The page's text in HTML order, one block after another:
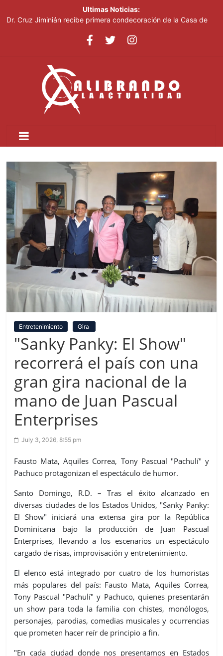
Ultimas Noticias:
Dr. Cruz Jiminián recibe primera condecoración de la Casa de
El mundo del fútbol despide a Jorge Messi, padre del astro
Johnny Pujols: "Hay decenas de miles de ciudadanos que
quieren inscribirse en el PLD"
César Fernández acusa al Gobierno de presentar logros que no
reflejan la realidad económica
Entretenimiento Gira
"Sanky Panky: El Show"
recorrerá el país con una
gran gira nacional de la
mano de Juan Pascual
Enterprises
July 3, 2026, 8:55 pm
Fausto Mata, Aquiles Correa, Tony Pascual "Pachulí" y
Pachuco protagonizan el espectáculo de humor.
Santo Domingo, R.D. – Tras el éxito alcanzado en
diversas ciudades de los Estados Unidos, "Sanky Panky:
El Show" iniciará una extensa gira por la República
Dominicana bajo la producción de Juan Pascual
Enterprises, llevando a los escenarios un espectáculo
cargado de risas, improvisación y entretenimiento.
El elenco está integrado por cuatro de los humoristas
más populares del país: Fausto Mata, Aquiles Correa,
Tony Pascual "Pachulí" y Pachuco, quienes presentarán
un show para toda la familia con chistes, monólogos,
personajes, parodias, comedias musicales y ocurrencias
que prometen hacer reír de principio a fin.
"En cada ciudad donde nos presentamos en Estados